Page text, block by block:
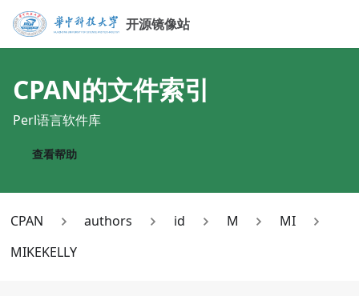
开源镜像站
CPAN的文件索引
Perl语言软件库
查看帮助
CPAN authors id M
MI
MIKEKELLY